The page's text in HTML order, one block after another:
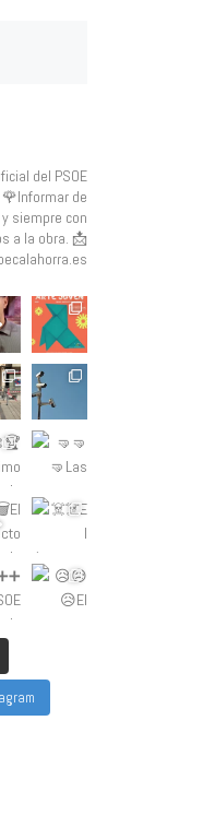
del PSOE
🌹Informar de
siempre con
a la obra. 📩